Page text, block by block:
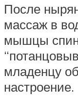
После
массаж в
мышцы
младенцу